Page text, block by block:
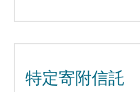
特定寄附信託